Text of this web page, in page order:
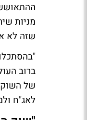
מניות
שזה לא
ברוב
לאג"ח